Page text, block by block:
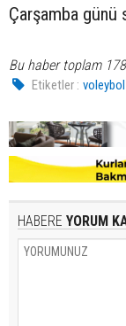
Çarşamba günü
Bu haber toplam
Etiketler : voleybol
HABERE YORUM